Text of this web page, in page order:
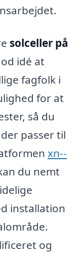
solceller på
idé at
fagfolk i
for at
så du
passer til
xn--
du nemt
installation
og